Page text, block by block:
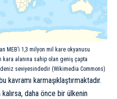
MEB’i 1,3 milyon mil kare okyanusu
kara alanına sahip olan geniş çapta
deniz seviyesindedir (Wikimedia Commons)
kavramı karmaşıklaştırmaktadır.
kalırsa, daha önce bir ülkenin